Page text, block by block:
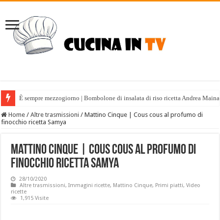
È sempre mezzogiorno | Bombolone di insalata di riso ricetta Andrea
Home / Altre trasmissioni / Mattino Cinque | Cous cous al profumo di
finocchio ricetta Samya
Mattino Cinque | Cous cous al profumo di
finocchio ricetta Samya
28/10/2020
Altre trasmissioni,Immagini ricette, Mattino Cinque, Primi piatti,Video
ricette
1,915 Visite